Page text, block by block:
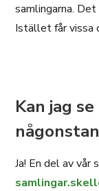
samlingarna.
Istället får vissa
Kan jag
Ja! En del av vår